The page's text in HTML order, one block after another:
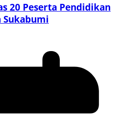
20 Peserta Pendidikan